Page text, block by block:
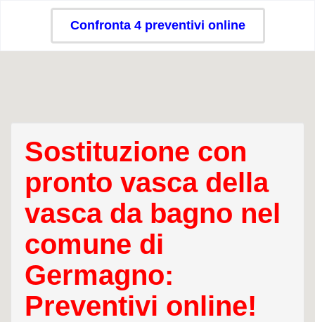
Confronta 4 preventivi online
Sostituzione con
pronto vasca della
vasca da bagno nel
comune di
Germagno:
Preventivi online!